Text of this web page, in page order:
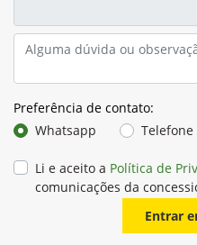
Preferência de contato:
Whatsapp
Telefone
Li e aceito a Política de
comunicações da
Entrar